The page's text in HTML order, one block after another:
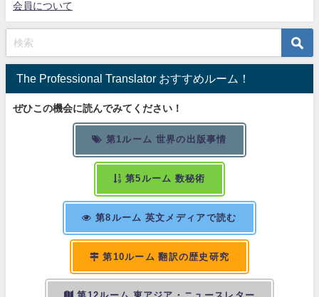
会員について
The Professional Translator おすすめルーム！
ぜひこの機会に読んでみてください！
第1ルーム 世界の出版事情
第5ルーム 数秘術
第8ルーム 英文メディアで読む
第10ルーム 翻訳の歴史研究